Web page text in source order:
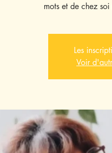
mots et de chez
Les
Voir